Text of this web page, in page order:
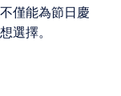
僅能為節日慶
選擇。